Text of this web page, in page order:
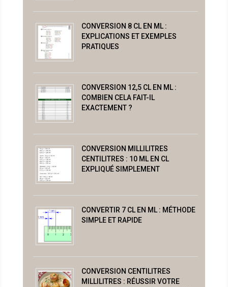
CONVERSION 8 CL EN ML :
EXPLICATIONS ET EXEMPLES
PRATIQUES
CONVERSION 12,5 CL EN ML :
COMBIEN CELA FAIT-IL
EXACTEMENT ?
CONVERSION MILLILITRES
CENTILITRES : 10 ML EN CL
EXPLIQUÉ SIMPLEMENT
CONVERTIR 7 CL EN ML : MÉTHODE
SIMPLE ET RAPIDE
CONVERSION CENTILITRES
MILLILITRES : RÉUSSIR VOTRE